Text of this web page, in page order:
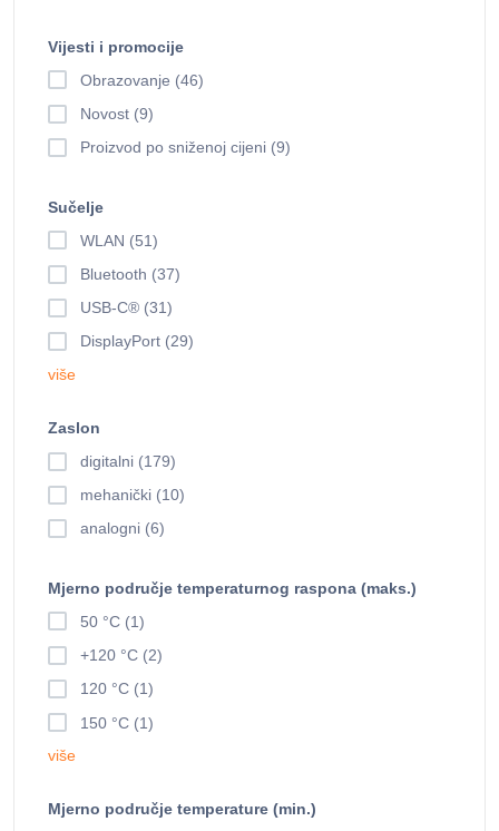
Vijesti i promocije
Obrazovanje (46)
Novost (9)
Proizvod po sniženoj cijeni (9)
Sučelje
WLAN (51)
Bluetooth (37)
USB-C® (31)
DisplayPort (29)
više
Zaslon
digitalni (179)
mehanički (10)
analogni (6)
Mjerno područje temperaturnog raspona (maks.)
50 °C (1)
+120 °C (2)
120 °C (1)
150 °C (1)
više
Mjerno područje temperature (min.)